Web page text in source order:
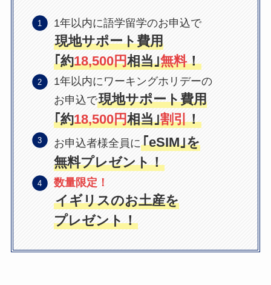
1年以内に語学留学のお申込で
現地サポート費用
｢約18,500円相当｣無料！
1年以内にワーキングホリデーの
お申込で現地サポート費用
｢約18,500円相当｣割引！
お申込者様全員に｢eSIM｣を
無料プレゼント！
数量限定！
イギリスのお土産を
プレゼント！